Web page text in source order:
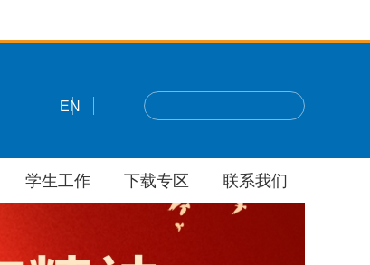
EN
学生工作 下载专区 联系我们